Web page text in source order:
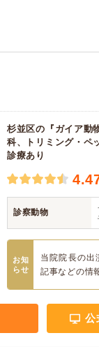
杉並区の『ガイア動
科、トリミング・ペ
診療あり
診察動物
お知
らせ
当院院長の出
記事などの情
公